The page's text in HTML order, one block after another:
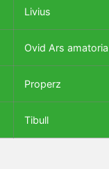
Livius
Ovid Ars amatoria
Properz
Tibull